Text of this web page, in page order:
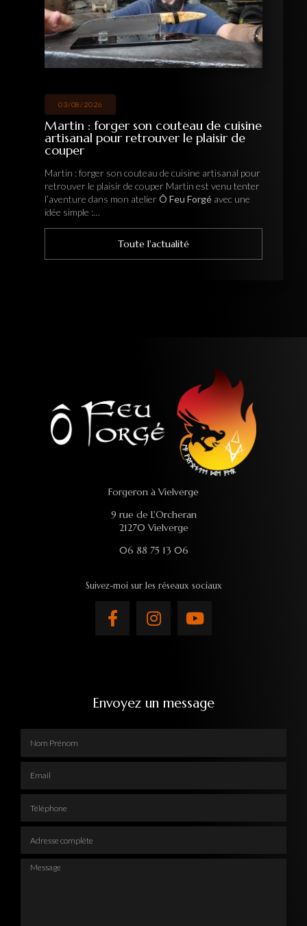
03/08/2026
Martin : forger son couteau de cuisine
artisanal pour retrouver le plaisir de
couper
Martin : forger son couteau de cuisine artisanal pour
retrouver le plaisir de couper Martin est venu tenter
l’aventure dans mon atelierÔ Feu Forgé avec une
idée simple :…
Toute l'actualité
Forgeron à Vielverge
9 rue de L'Orcheran
21270 Vielverge
06 88 75 13 06
Suivez-moi sur les réseaux sociaux
Envoyez un message
Message